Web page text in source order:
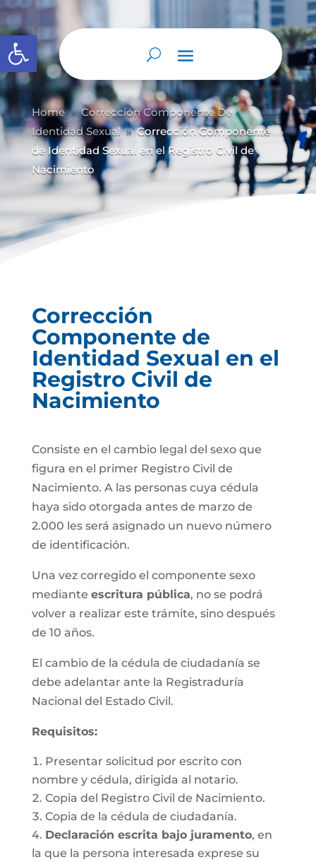
Abrir barra de herramientas
Home 9 Corrección Componente De
Identidad Sexual 9 Corrección Componente
de Identidad Sexual en el Registro Civil de
Nacimiento
Corrección
Componente de
Identidad Sexual en el
Registro Civil de
Nacimiento
Consiste en el cambio legal del sexo que
figura en el primer Registro Civil de
Nacimiento. A las personas cuya cédula
haya sido otorgada antes de marzo de
2.000 les será asignado un nuevo número
de identificación.
Una vez corregido el componente sexo
mediante escritura pública, no se podrá
volver a realizar este trámite, sino después
de 10 años.
El cambio de la cédula de ciudadanía se
debe adelantar ante la Registraduría
Nacional del Estado Civil.
Requisitos:
Presentar solicitud por escrito con
nombre y cédula, dirigida al notario.
Copia del Registro Civil de Nacimiento.
Copia de la cédula de ciudadanía.
Declaración escrita bajo juramento, en
la que la persona interesada exprese su